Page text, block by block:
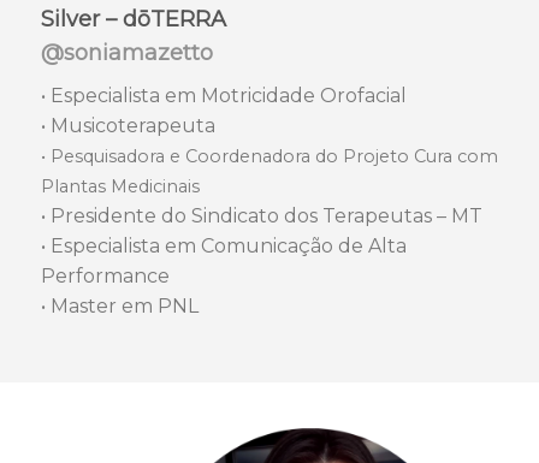
Silver – dōTERRA
@soniamazetto
• Especialista em Motricidade Orofacial
• Musicoterapeuta
• Pesquisadora e Coordenadora do Projeto Cura com
Plantas Medicinais
• Presidente do Sindicato dos Terapeutas – MT
• Especialista em Comunicação de Alta
Performance
• Master em PNL